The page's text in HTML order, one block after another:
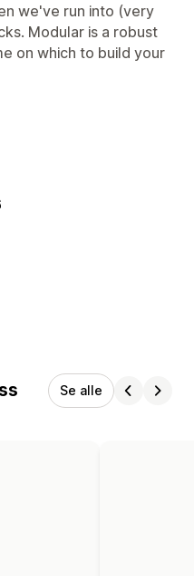
we've run into (very
Modular is a robust
on which to build your
Se alle